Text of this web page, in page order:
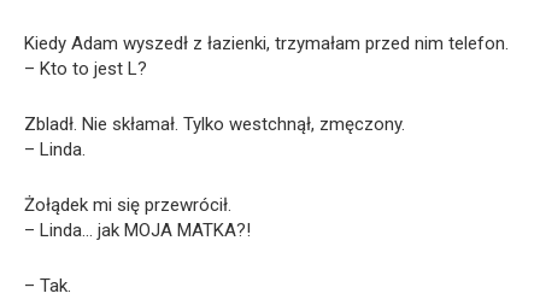
Kiedy Adam wyszedł z łazienki, trzymałam przed nim telefon.
– Kto to jest L?
Zbladł. Nie skłamał. Tylko westchnął, zmęczony.
– Linda.
Żołądek mi się przewrócił.
– Linda… jak MOJA MATKA?!
– Tak.